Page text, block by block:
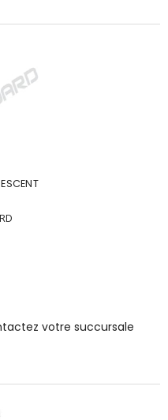
votre succursale